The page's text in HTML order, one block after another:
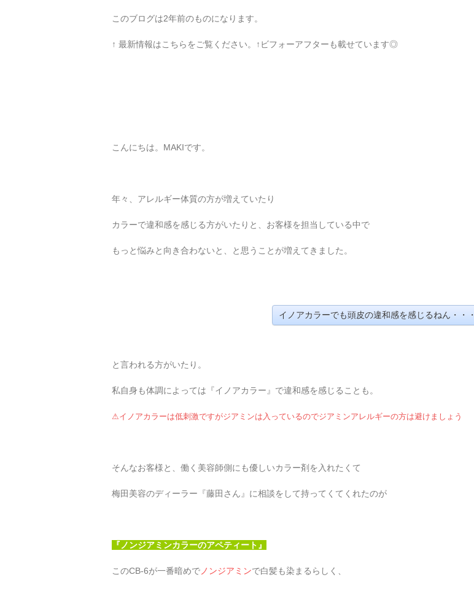
このブログは2年前のものになります。
↑ 最新情報はこちらをご覧ください。↑ビフォーアフターも載せています◎
こんにちは。MAKIです。
年々、アレルギー体質の方が増えていたり
カラーで違和感を感じる方がいたりと、お客様を担当している中で
もっと悩みと向き合わないと、と思うことが増えてきました。
イノアカラーでも頭皮の違和感を感じるねん・・・
と言われる方がいたり。
私自身も体調によっては『イノアカラー』で違和感を感じることも。
⚠︎イノアカラーは低刺激ですがジアミンは入っているのでジアミンアレルギーの方は避けましょう
そんなお客様と、働く美容師側にも優しいカラー剤を入れたくて
梅田美容のディーラー『藤田さん』に相談をして持ってくてくれたのが
『ノンジアミンカラーのアペティート』
このCB-6が一番暗めでノンジアミンで白髪も染まるらしく、